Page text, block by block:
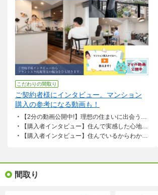
概要をもっと見る
【予告広告】この物件には予告広告を含みます。価格は未定で
告において明示いたします。販売開始まで契約または予約の申
つながる行為は一切できません。
こだわりの間取り
ご契約者様にインタビュー。マンション
購入の参考になる動画も！
【2分の動画公開中!】理想の住まいに出会うために「マンション購入のイロハ」教えます
【購入者インタビュー】住んで実感した心地よさ。広さ、設備、全てに満足しています
【購入者インタビュー】住んでいるからわかる、便利なロケーション、快適な住み心地
間取り